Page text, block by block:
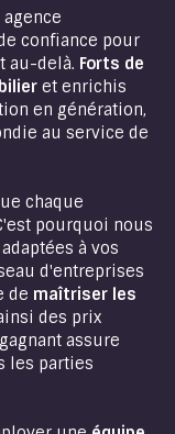
agence
confiance pour
au-delà. Forts de
et enrichis
en génération,
au service de
chaque
pourquoi nous
adaptées à vos
d'entreprises
de maîtriser les
des prix
assure
les parties